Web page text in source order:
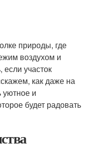
природы, где
воздухом и
участок
как даже на
уютное и
будет радовать